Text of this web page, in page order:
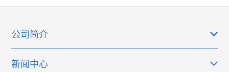
公司简介
新闻中心